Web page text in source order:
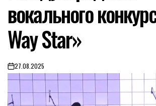
вокального
Way Star»
on27.08.2025